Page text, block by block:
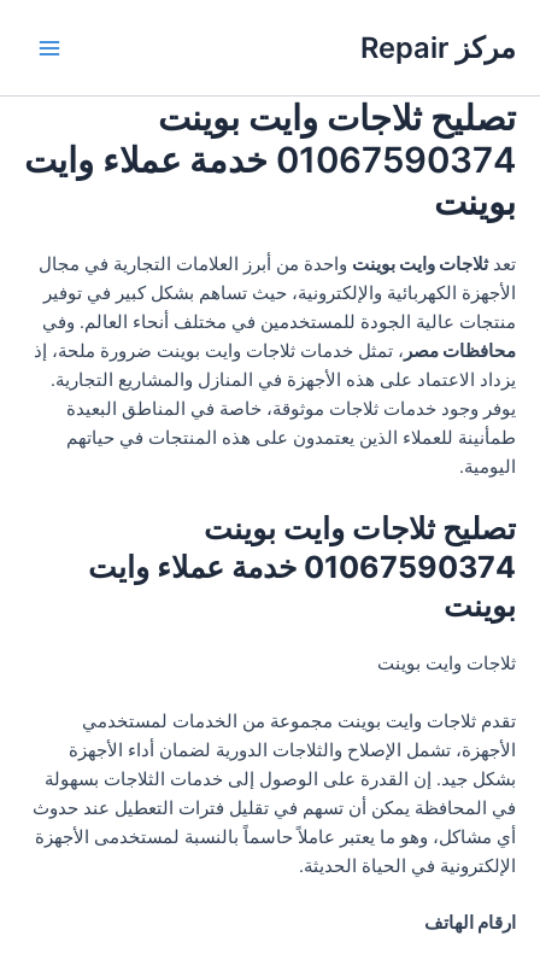
المحتوى
مركز Repair
تصليح ثلاجات وايت بوينت
01067590374 خدمة عملاء وايت
بوينت
تعدثلاجات وايت بوينت واحدة من أبرز العلامات التجارية في مجال
الأجهزة الكهربائية والإلكترونية، حيث تساهم بشكل كبير في توفير
منتجات عالية الجودة للمستخدمين في مختلف أنحاء العالم. وفي
محافظات مصر ، تمثل خدمات ثلاجات وايت بوينت ضرورة ملحة، إذ
يزداد الاعتماد على هذه الأجهزة في المنازل والمشاريع التجارية.
يوفر وجود خدمات ثلاجات موثوقة، خاصة في المناطق البعيدة
طمأنينة للعملاء الذين يعتمدون على هذه المنتجات في حياتهم
اليومية.
تصليح ثلاجات وايت بوينت
01067590374 خدمة عملاء وايت
بوينت
ثلاجات وايت بوينت
تقدم ثلاجات وايت بوينت مجموعة من الخدمات لمستخدمي
الأجهزة، تشمل الإصلاح والثلاجات الدورية لضمان أداء الأجهزة
بشكل جيد. إن القدرة على الوصول إلى خدمات الثلاجات بسهولة
في المحافظة يمكن أن تسهم في تقليل فترات التعطيل عند حدوث
أي مشاكل، وهو ما يعتبر عاملاً حاسماً بالنسبة لمستخدمى الأجهزة
الإلكترونية في الحياة الحديثة.
ارقام الهاتف